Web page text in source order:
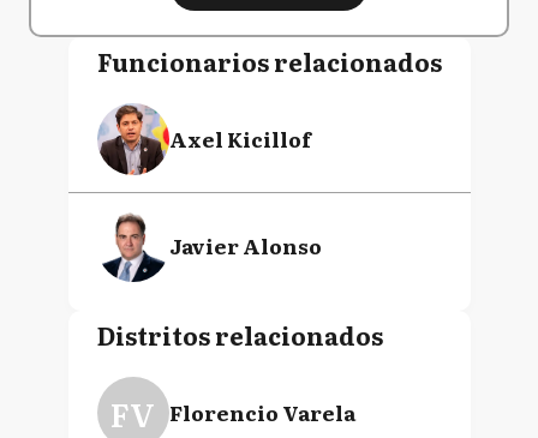
Funcionarios relacionados
Axel Kicillof
Javier Alonso
Distritos relacionados
FV Florencio Varela